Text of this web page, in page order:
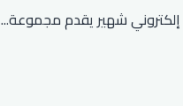
شهير يقدم مجموعة...